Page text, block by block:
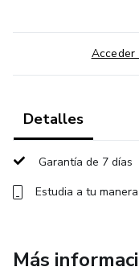
✅ 10 x 2 x 5 cm (x2)
✅ 5 x 5.5 x 5 cm (x2)
✅ 2 x 11.5 x 5 cm
✅ 10 x 5 x 5 cm
Acceder
Detalles
Garantía de 7 días
Estudia a tu
Más